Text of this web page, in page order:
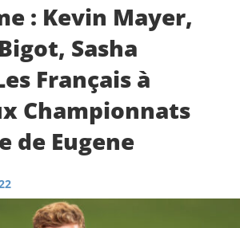
: Kevin Mayer,
Sasha
Français à
Championnats
de Eugene